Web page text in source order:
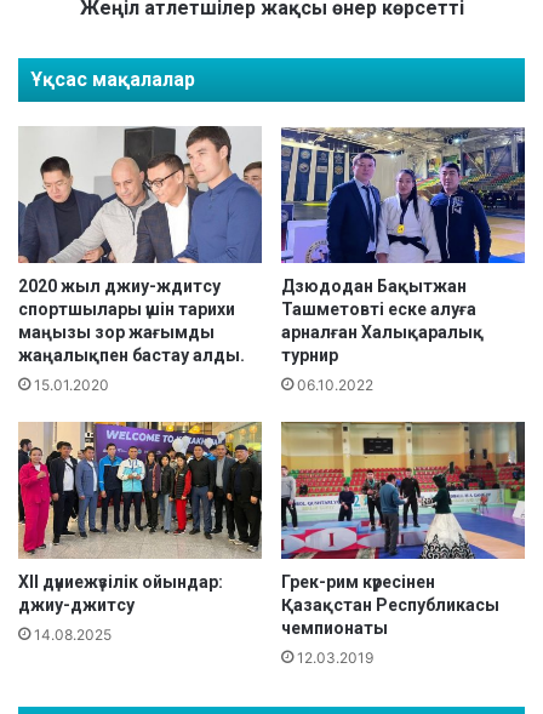
а
й
ы
а
р
ы
і
е
қ
с
ы
ө
н
е
р
к
р
с
е
т
т
Жеңіл атлетшілер жақсы өнер көрсетті
Ұқсас мақалалар
2020 жыл джиу-ждитсу
спортшылары үшін тарихи
маңызы зор жағымды
жаңалықпен бастау алды.
15.01.2020
Дзюдодан Бақытжан
Ташметовті еске алуға
арналған Халықаралық
турнир
06.10.2022
XII дүниежүзілік ойындар:
джиу-джитсу
14.08.2025
Грек-рим күресінен
Қазақстан Республикасы
чемпионаты
12.03.2019